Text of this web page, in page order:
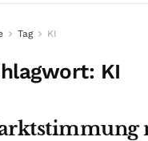
Tag KI
KI